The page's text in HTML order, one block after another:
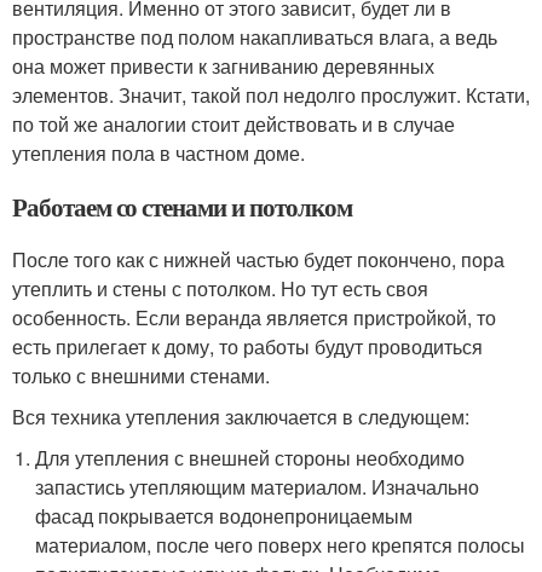
вентиляция. Именно от этого зависит, будет ли в
пространстве под полом накапливаться влага, а ведь
она может привести к загниванию деревянных
элементов. Значит, такой пол недолго прослужит. Кстати,
по той же аналогии стоит действовать и в случае
утепления пола в частном доме.
Работаем со стенами и потолком
После того как с нижней частью будет покончено, пора
утеплить и стены с потолком. Но тут есть своя
особенность. Если веранда является пристройкой, то
есть прилегает к дому, то работы будут проводиться
только с внешними стенами.
Вся техника утепления заключается в следующем:
Для утепления с внешней стороны необходимо
запастись утепляющим материалом. Изначально
фасад покрывается водонепроницаемым
материалом, после чего поверх него крепятся полосы